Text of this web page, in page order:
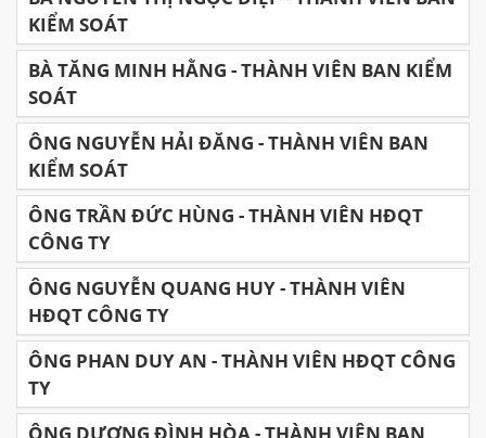
KIỂM SOÁT
BÀ TĂNG MINH HẰNG - THÀNH VIÊN BAN KIỂM
SOÁT
ÔNG NGUYỄN HẢI ĐĂNG - THÀNH VIÊN BAN
KIỂM SOÁT
ÔNG TRẦN ĐỨC HÙNG - THÀNH VIÊN HĐQT
CÔNG TY
ÔNG NGUYỄN QUANG HUY - THÀNH VIÊN
HĐQT CÔNG TY
ÔNG PHAN DUY AN - THÀNH VIÊN HĐQT CÔNG
TY
ÔNG DƯƠNG ĐÌNH HÒA - THÀNH VIÊN BAN